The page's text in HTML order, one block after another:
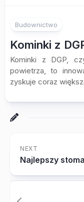
Budownictwo
Kominki z
Kominki z DGP,
powietrza, to
zyskuje coraz
NEXT
Najlepszy